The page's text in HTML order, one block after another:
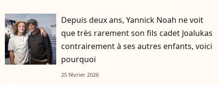
Depuis deux ans, Yannick Noah ne voit
que très rarement son fils cadet Joalukas
contrairement à ses autres enfants, voici
pourquoi
25 février 2026